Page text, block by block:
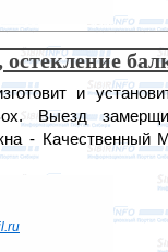
и
Выезд
- Качественный